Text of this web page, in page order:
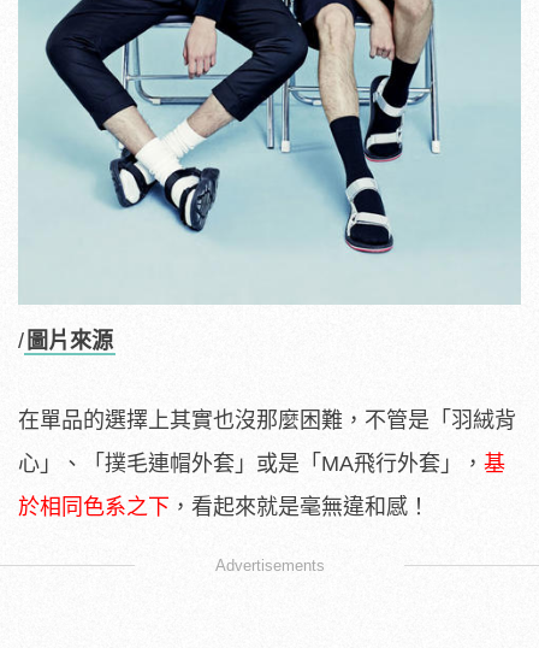
/ 圖片來源
在單品的選擇上其實也沒那麼困難，不管是「羽絨背
心」、「撲毛連帽外套」或是「MA飛行外套」， 基
於相同色系之下 ，看起來就是毫無違和感！
Advertisements